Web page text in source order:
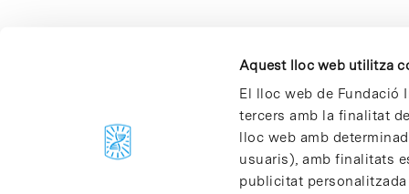
Aquest lloc web utilitza
El lloc web de Fundació
tercers amb la finalitat
lloc web amb
usuaris), amb finalitats
publicitat
C/Baldiri Reixac, 4-12 i 15